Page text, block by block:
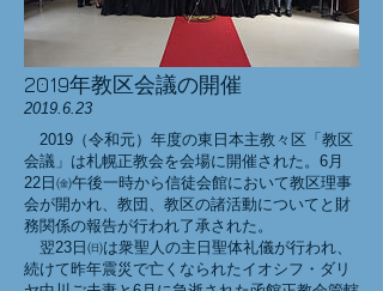
2019年教区会議の開催
2019.6.23
2019（令和元）年度の東日本主教々区「教区
会議」は札幌正教会を会場に開催された。6月
22日㈮午後一時から信徒会館において教区理事
会が開かれ、教団、教区の諸活動についてと財
務関係の報告が行われ了承された。
翌23日㈰は衆聖人の主日聖体礼儀が行われ、
続けて昨年震災で亡くなられたイオシフ・ダリ